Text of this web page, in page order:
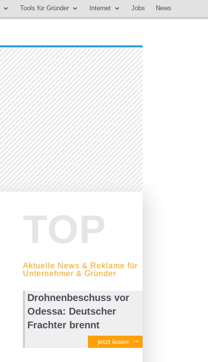
Tools für Gründer Internet Jobs News
TOP
Aktuelle News & Reklame für
Unternehmer & Gründer
Drohnenbeschuss vor
Odessa: Deutscher
Frachter brennt
jetzt lesen